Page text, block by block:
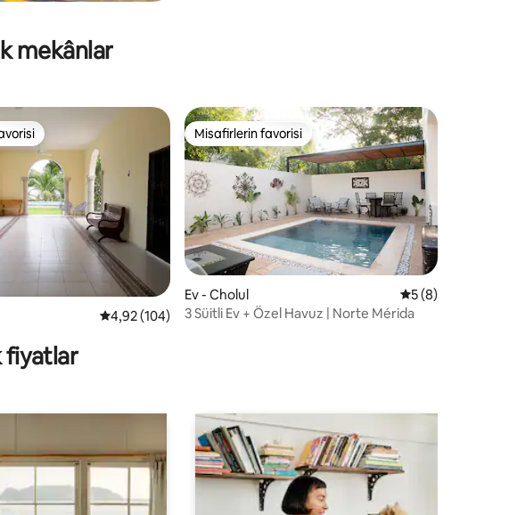
mekânlar
53 değerlendirme5 üzerinden ortalama 4,92 puan, 104 değerlendirme
4,92 (104)
Misafirlerin favorisi
Misafirlerin favorisi
Ev - Cholul 5 üzerinden
5 (8)
3 Süitli Ev + Özel Havuz | Norte Mérida
fiyatlar